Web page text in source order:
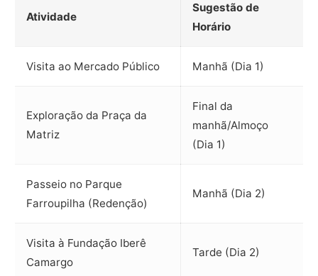
Atividade
Sugestão de
Horário
Visita ao Mercado Público Manhã (Dia 1)
Exploração da Praça da
Matriz
Final da
manhã/Almoço
(Dia 1)
Passeio no Parque
Farroupilha (Redenção)
Manhã (Dia 2)
Visita à Fundação Iberê
Camargo
Tarde (Dia 2)